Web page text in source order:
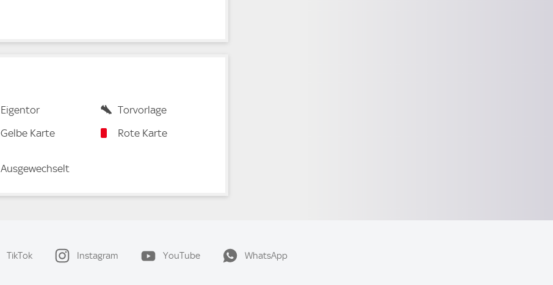
Eigentor
Torvorlage
Gelbe Karte Rote Karte
Ausgewechselt
TikTok Instagram YouTube WhatsApp